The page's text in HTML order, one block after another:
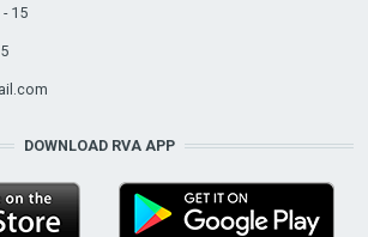
15
DOWNLOAD RVA APP